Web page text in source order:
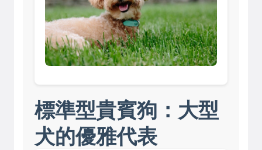
標準型貴賓狗：大型
犬的優雅代表